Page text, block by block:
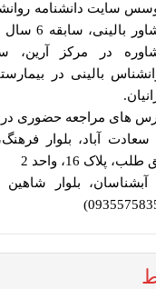
سایت دانشنامه
مشاور
بالینی در
های مراجعه حضوری در
سعادت آباد، بلوار
پلاک 16، واحد 2
آبشناسان، بلوار